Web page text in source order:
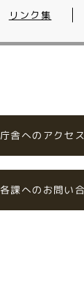
リンク集
庁舎へのアクセス
各課へのお問い